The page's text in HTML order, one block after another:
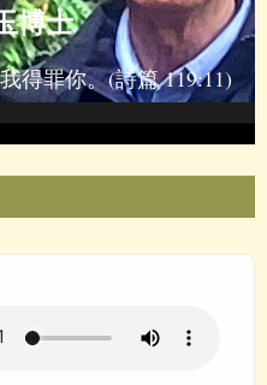
博士
得罪你。(詩篇 119:11)